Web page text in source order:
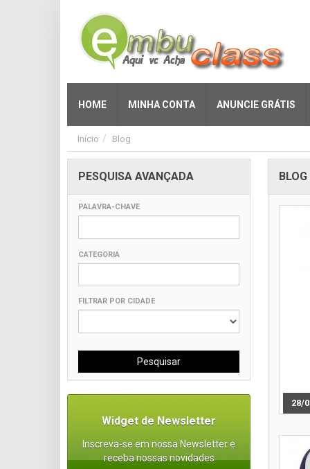
HOME MINHA CONTA ANUNCIE GRÁTIS
Início Blog
PESQUISA AVANÇADA
PALAVRA-CHAVE
CATEGORIA
FILTRAR POR CIDADE
Pesquisar
Widget de Newsletter
Inscreva-se em nossa Newsletter e
receba nossas novidades
BLOG
28/